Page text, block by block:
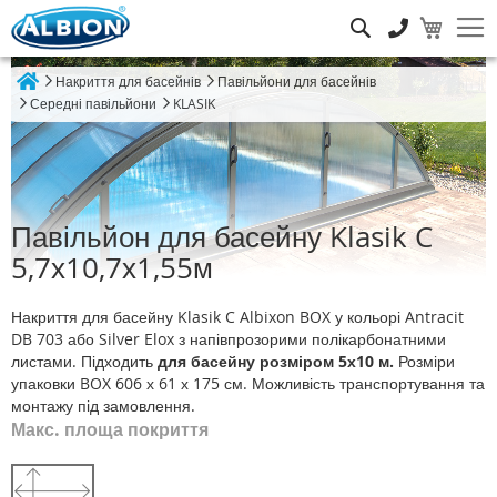
Накриття для басейнів
Павільйони для басейнів
Середні павільйони
KLASIK
Павільйон для басейну Klasik C
5,7х10,7х1,55м
Накриття для басейну Klasik C Albixon BOX у кольорі Antracit
DB 703 або Silver Elox з напівпрозорими полікарбонатними
листами. Підходить для басейну розміром 5х10 м. Розміри
упаковки BOX 606 х 61 х 175 см. Можливість транспортування та
монтажу під замовлення.
Макс. площа покриття